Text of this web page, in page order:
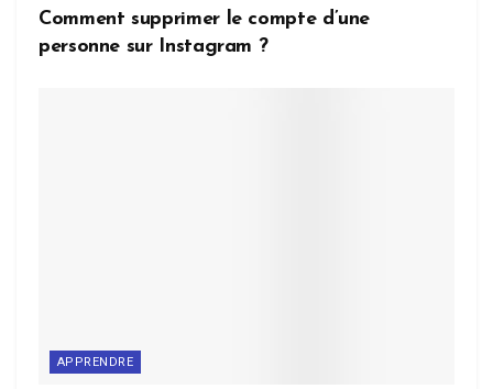
Comment supprimer le compte d’une
personne sur Instagram ?
APPRENDRE